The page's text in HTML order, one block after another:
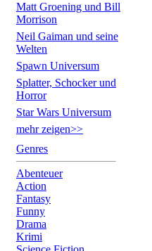
Matt Groening und Bill
Morrison
Neil Gaiman und seine
Welten
Spawn Universum
Splatter, Schocker und
Horror
Star Wars Universum
mehr zeigen>>
Genres
Abenteuer
Action
Fantasy
Funny
Drama
Krimi